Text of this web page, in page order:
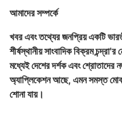
আমাদের সম্পর্কে
খবর এবং তথ্যের জনপ্রিয় একটি
শীর্ষস্থানীয় সাংবাদিক বিক্রম
মধ্যেই দেশের দর্শক এবং শ্রোতাদের
অ্যাপ্লিকেশন আছে, এমন সমস্ত
শোনা যায়।